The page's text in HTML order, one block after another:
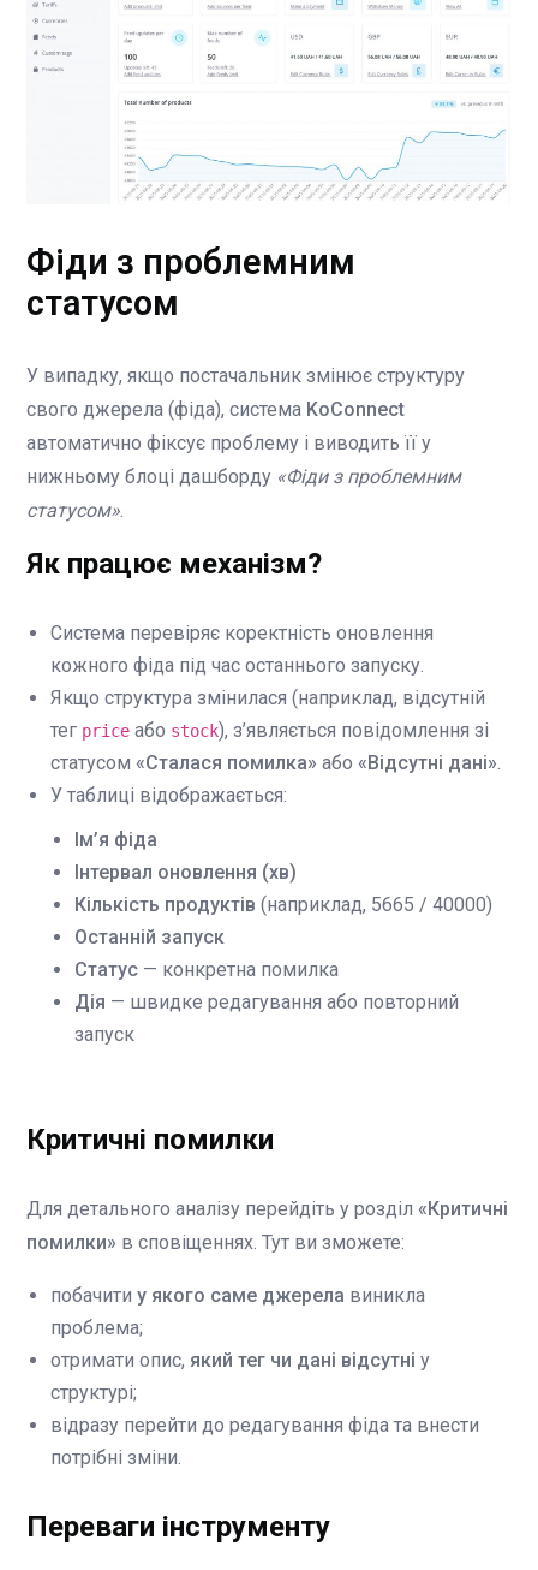
Фіди з проблемним
статусом
У випадку, якщо постачальник змінює структуру
свого джерела (фіда), система KoConnect
автоматично фіксує проблему і виводить її у
нижньому блоці дашборду «Фіди з проблемним
статусом».
Як працює механізм?
Система перевіряє коректність оновлення
кожного фіда під час останнього запуску.
Якщо структура змінилася (наприклад, відсутній
тег price або stock), з’являється повідомлення зі
статусом «Сталася помилка» або «Відсутні дані».
У таблиці відображається:
Ім’я фіда
Інтервал оновлення (хв)
Кількість продуктів (наприклад, 5665 / 40000)
Останній запуск
Статус — конкретна помилка
Дія — швидке редагування або повторний
запуск
Критичні помилки
Для детального аналізу перейдіть у розділ «Критичні
помилки» в сповіщеннях. Тут ви зможете:
побачити у якого саме джерела виникла
проблема;
отримати опис, який тег чи дані відсутні у
структурі;
відразу перейти до редагування фіда та внести
потрібні зміни.
Переваги інструменту